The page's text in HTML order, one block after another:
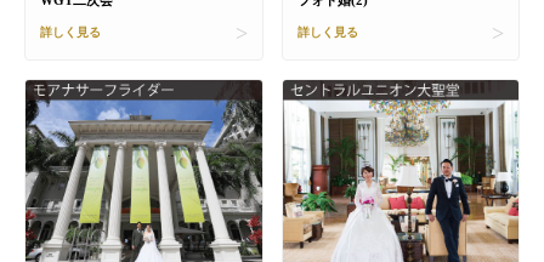
詳しく見る 詳しく見る